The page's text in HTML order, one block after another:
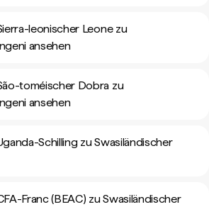
leonischer Leone zu
ansehen
toméischer Dobra zu
ansehen
Schilling zu Swasiländischer
Franc (BEAC) zu Swasiländischer